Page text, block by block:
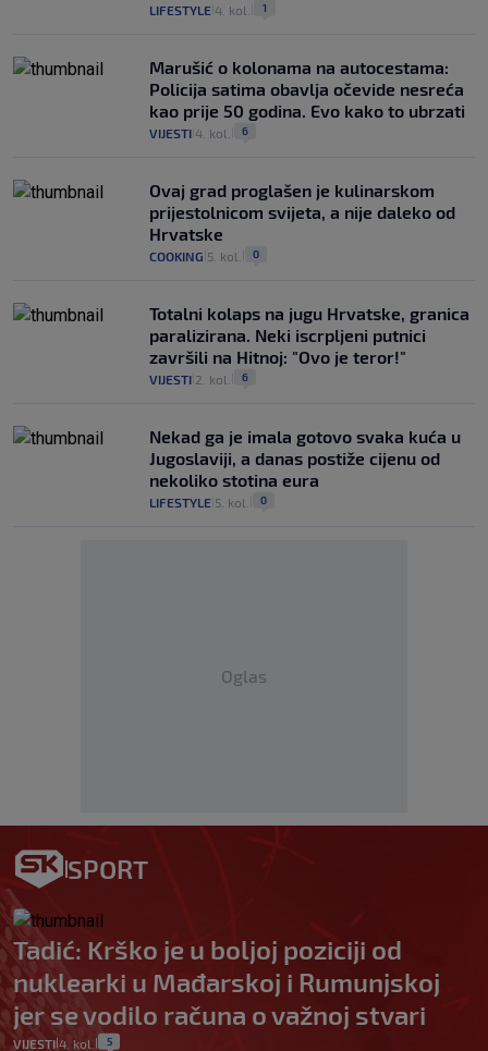
LIFESTYLE 4. kol. 1
Marušić o kolonama na autocestama:
Policija satima obavlja očevide nesreća
kao prije 50 godina. Evo kako to ubrzati
VIJESTI 4. kol. 6
Ovaj grad proglašen je kulinarskom
prijestolnicom svijeta, a nije daleko od
Hrvatske
COOKING 5. kol. 0
Totalni kolaps na jugu Hrvatske, granica
paralizirana. Neki iscrpljeni putnici
završili na Hitnoj: "Ovo je teror!"
VIJESTI 2. kol. 6
Nekad ga je imala gotovo svaka kuća u
Jugoslaviji, a danas postiže cijenu od
nekoliko stotina eura
LIFESTYLE 5. kol. 0
Oglas
SPORT
Tadić: Krško je u boljoj poziciji od
nuklearki u Mađarskoj i Rumunjskoj
jer se vodilo računa o važnoj stvari
VIJESTI|4. kol. 5